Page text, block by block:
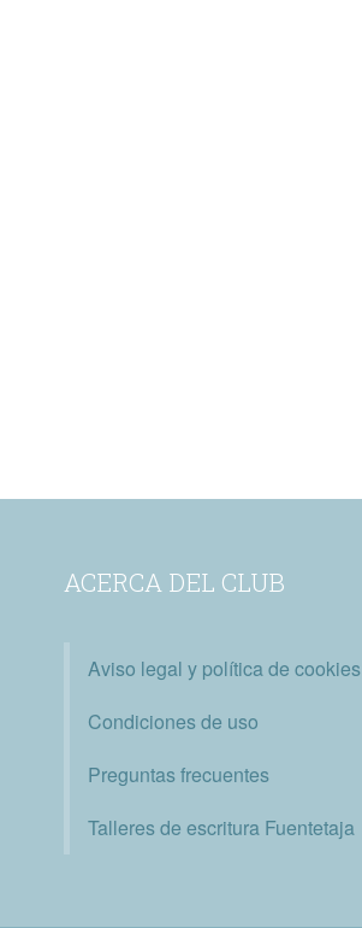
ACERCA DEL CLUB
Aviso legal y política de cookies
Condiciones de uso
Preguntas frecuentes
Talleres de escritura Fuentetaja